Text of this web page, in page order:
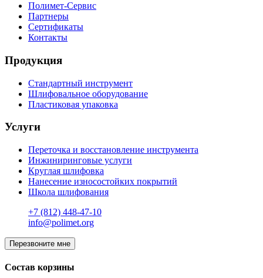
Полимет-Сервис
Партнеры
Сертификаты
Контакты
Продукция
Стандартный инструмент
Шлифовальное оборудование
Пластиковая упаковка
Услуги
Переточка и восстановление инструмента
Инжиниринговые услуги
Круглая шлифовка
Нанесение износостойких покрытий
Школа шлифования
+7 (812) 448-47-10
info@polimet.org
Перезвоните мне
Состав корзины